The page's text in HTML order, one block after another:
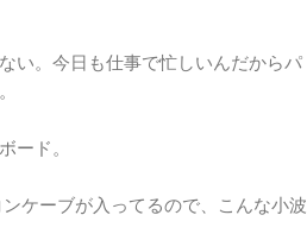
い。今日も仕事で忙しいんだからパ
ード。
ケーブが入ってるので、こんな小波